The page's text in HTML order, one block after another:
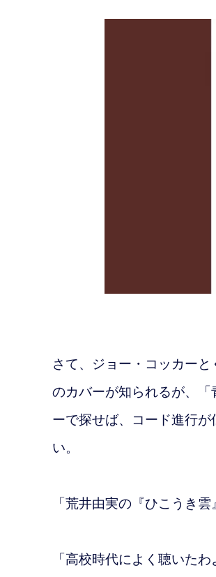
さて、ジョー・コッカー
のカバーが知られるが、
ーで探せば、コード進行
い。
「荒井由実の『ひこうき雲
「高校時代によく聴いた